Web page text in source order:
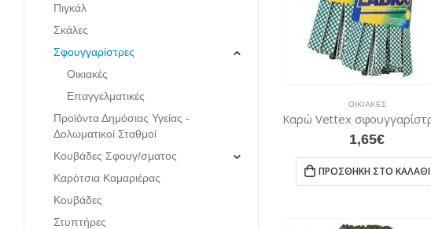
ΟΙΚΙΑΚΈΣ
1,65€
ΠΡΟΣΘΉΚΗ ΣΤΟ ΚΑΛΆΘΙ
Πιγκάλ
Σκάλες
Σφουγγαρίστρες
Οικιακές
Επαγγελματικές
Προϊόντα Δημόσιας Υγείας -
Δολωματικοί Σταθμοί
Κουβάδες Σφουγ/σματος
Καρότσια Καμαριέρας
Κουβάδες
Στυπτήρες